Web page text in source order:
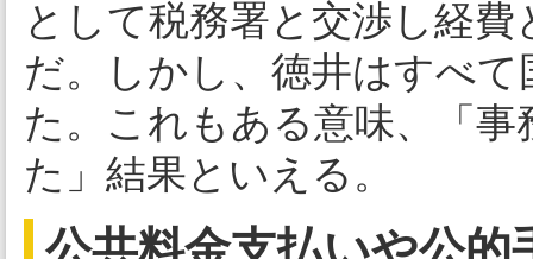
として税務署と交渉し経
だ。しかし、徳井はすべ
た。これもある意味、「
た」結果といえる。